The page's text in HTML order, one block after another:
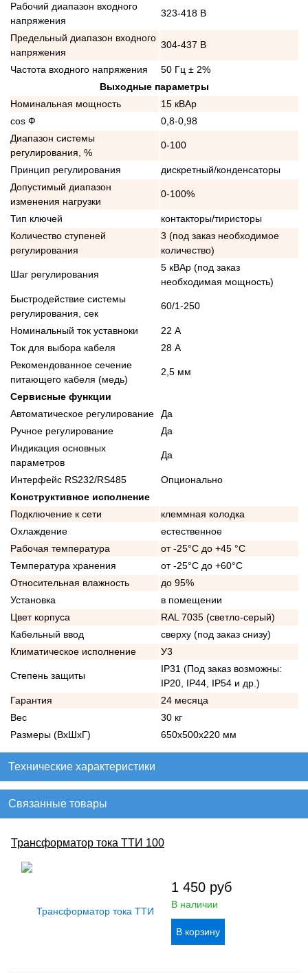
Рабочий диапазон входного
напряжения
323-418 В
Предельный диапазон входного
напряжения
304-437 В
Частота входного напряжения
50 Гц ± 2%
Выходные параметры
Номинальная мощность
15 кВАр
cos Ф
0,8-0,98
Диапазон системы
регулирования, %
0-100
Принцип регулирования
дискретный/конденсаторы
Допустимый диапазон
изменения нагрузки
0-100%
Тип ключей
контакторы/тиристоры
Количество ступеней
регулирования
3 (под заказ необходимое
количество)
Шаг регулирования
5 кВАр (под заказ
необходимая мощность)
Быстродействие системы
регулирования, сек
60/1-250
Номинальный ток уставноки
22 А
Ток для выбора кабеля
28 А
Рекомендованное сечение
питающего кабеля (медь)
2,5 мм
Сервисные функции
Автоматическое регулирование
Да
Ручное регулирование
Да
Индикация основных
параметров
Да
Интерфейс RS232/RS485
Опционально
Конструктивное исполнение
Подключение к сети
клеммная колодка
Охлаждение
естественное
Рабочая температура
от -25°C до +45 °C
Температура хранения
от -25°C до +60°C
Относительная влажность
до 95%
Установка
в помещении
Цвет корпуса
RAL 7035 (светло-серый)
Кабельный ввод
сверху (под заказ снизу)
Климатическое исполнение
У3
Степень защиты
IP31 (Под заказ возможны:
IP20, IP44, IP54 и др.)
Гарантия
24 месяца
Вес
30 кг
Размеры (ВхШхГ)
650х500х220 мм
Технические характеристики
Связанные товары
Трансформатор тока ТТИ 100
1 450 руб
В наличии